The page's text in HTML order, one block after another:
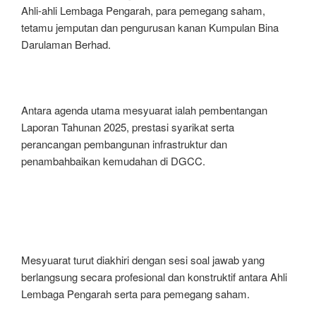
Ahli-ahli Lembaga Pengarah, para pemegang saham,
tetamu jemputan dan pengurusan kanan Kumpulan Bina
Darulaman Berhad.
Antara agenda utama mesyuarat ialah pembentangan
Laporan Tahunan 2025, prestasi syarikat serta
perancangan pembangunan infrastruktur dan
penambahbaikan kemudahan di DGCC.
Mesyuarat turut diakhiri dengan sesi soal jawab yang
berlangsung secara profesional dan konstruktif antara Ahli
Lembaga Pengarah serta para pemegang saham.